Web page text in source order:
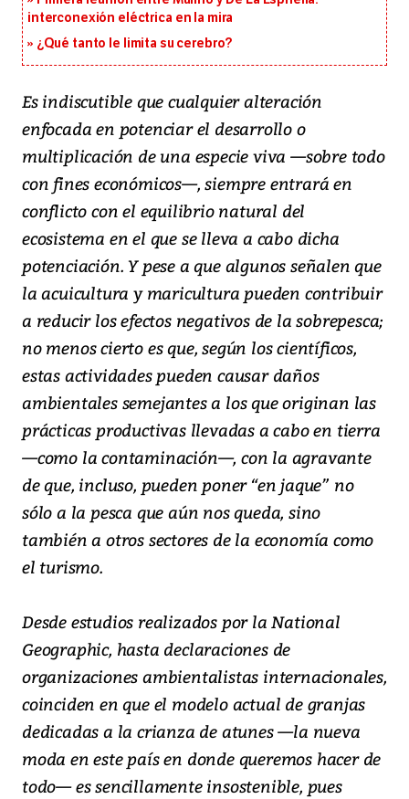
interconexión eléctrica en la mira
¿Qué tanto le limita su cerebro?
Es indiscutible que cualquier alteración
enfocada en potenciar el desarrollo o
multiplicación de una especie viva —sobre todo
con fines económicos—, siempre entrará en
conflicto con el equilibrio natural del
ecosistema en el que se lleva a cabo dicha
potenciación. Y pese a que algunos señalen que
la acuicultura y maricultura pueden contribuir
a reducir los efectos negativos de la sobrepesca;
no menos cierto es que, según los científicos,
estas actividades pueden causar daños
ambientales semejantes a los que originan las
prácticas productivas llevadas a cabo en tierra
—como la contaminación—, con la agravante
de que, incluso, pueden poner “en jaque” no
sólo a la pesca que aún nos queda, sino
también a otros sectores de la economía como
el turismo.
Desde estudios realizados por la National
Geographic, hasta declaraciones de
organizaciones ambientalistas internacionales,
coinciden en que el modelo actual de granjas
dedicadas a la crianza de atunes —la nueva
moda en este país en donde queremos hacer de
todo— es sencillamente insostenible, pues